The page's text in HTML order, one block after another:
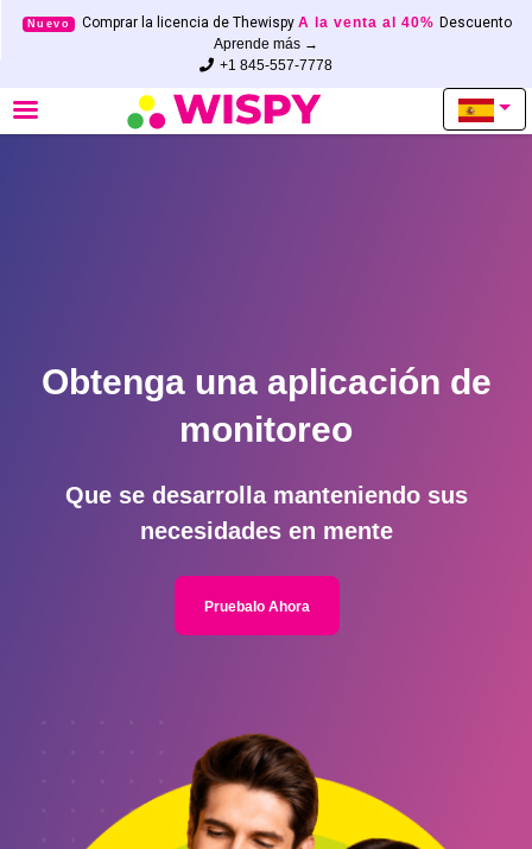
Nuevo Comprar la licencia de ThewispyA la venta al 40% Descuento
Aprende más →
+1 845-557-7778
Obtenga una aplicación de
monitoreo
Que se desarrolla manteniendo sus
necesidades en mente
Pruebalo Ahora